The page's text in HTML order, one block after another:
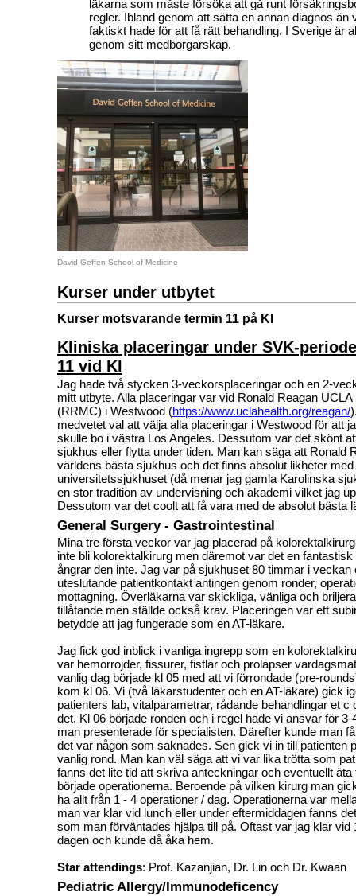
läkarna som måste försöka att gå runt
regler. Ibland genom att sätta en annan diagnos än
faktiskt hade för att få rätt behandling. I Sverige är
genom sitt medborgarskap.
David Geffen School of Medicine
Kurser under utbytet
Kurser motsvarande termin 11 på KI
Kliniska placeringar under SVK-
11 vid KI
Jag hade två stycken 3-veckorsplaceringar och en 2-
mitt utbyte. Alla placeringar var vid Ronald Reagan
(RRMC) i Westwood (https://www.uclahealth.org/reagan/
medvetet val att välja alla placeringar i Westwood för att
skulle bo i västra Los Angeles. Dessutom var det skönt
sjukhus eller flytta under tiden. Man kan säga att Ronald
världens bästa sjukhus och det finns absolut likheter
universitetssjukhuset (då menar jag gamla Karolinska
en stor tradition av undervisning och akademi vilket jag
Dessutom var det coolt att få vara med de absolut bästa
General Surgery - Gastrointestinal
Mina tre första veckor var jag placerad på
inte bli kolorektalkirurg men däremot var det en
ångrar den inte. Jag var på sjukhuset 80 timmar i veckan
uteslutande patientkontakt antingen genom ronder,
mottagning. Överläkarna var skickliga, vänliga och
tillåtande men ställde också krav. Placeringen var ett
betydde att jag fungerade som en AT-läkare.
Jag fick god inblick i vanliga ingrepp som en
var hemorrojder, fissurer, fistlar och prolapser
vanlig dag började kl 05 med att vi förrondade (pre-
kom kl 06. Vi (två läkarstudenter och en AT-läkare) gick
patienters lab, vitalparametrar, rådande behandlingar et
det. Kl 06 började ronden och i regel hade vi ansvar för
man presenterade för specialisten. Därefter kunde man
det var någon som saknades. Sen gick vi in till patienten
vanlig rond. Man kan väl säga att vi var lika trötta som
fanns det lite tid att skriva anteckningar och eventuellt
började operationerna. Beroende på vilken kirurg man
ha allt från 1 - 4 operationer / dag. Operationerna var
man var klar vid lunch eller under eftermiddagen fanns
som man förväntades hjälpa till på. Oftast var jag klar vid
dagen och kunde då åka hem.
Star attendings: Prof. Kazanjian, Dr. Lin och Dr. Kwaan
Pediatric Allergy/Immunodeficency